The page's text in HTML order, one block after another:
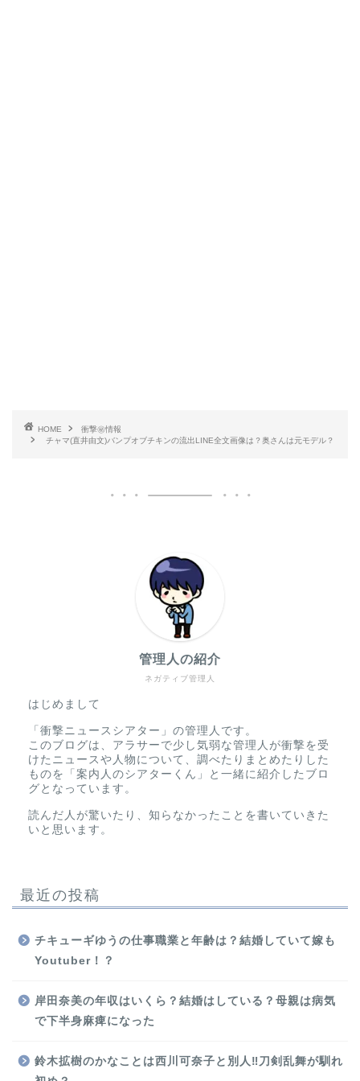
HOME
衝撃㊙情報
チャマ(直井由文)バンプオブチキンの流出LINE全文画像は？奥さんは元モデル？
ネガティブ管理人
管理人の紹介
はじめまして
「衝撃ニュースシアター」の管理人です。
このブログは、アラサーで少し気弱な管理人が衝撃を受
けたニュースや人物について、調べたりまとめたりした
ものを「案内人のシアターくん」と一緒に紹介したブロ
グとなっています。
読んだ人が驚いたり、知らなかったことを書いていきた
いと思います。
最近の投稿
チキューギゆうの仕事職業と年齢は？結婚していて嫁も
Youtuber！？
岸田奈美の年収はいくら？結婚はしている？母親は病気
で下半身麻痺になった
鈴木拡樹のかなことは西川可奈子と別人‼刀剣乱舞が馴れ